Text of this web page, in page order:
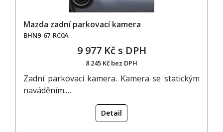
Mazda zadní parkovací kamera
BHN9-67-RC0A
9 977 Kč s DPH
8 245 Kč bez DPH
Zadní parkovací kamera. Kamera se statickým
naváděním.…
Detail